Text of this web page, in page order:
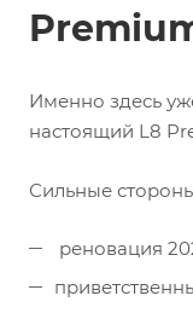
Именно здесь
настоящий L8
Сильные
реновация